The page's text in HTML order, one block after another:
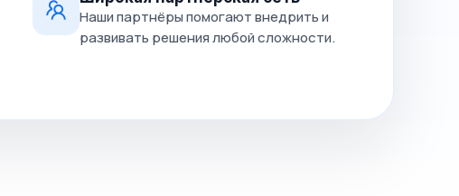
Наши партнёры помогают внедрить и
развивать решения любой сложности.